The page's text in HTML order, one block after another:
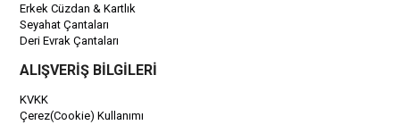
Erkek Cüzdan & Kartlık
Seyahat Çantaları
Deri Evrak Çantaları
ALIŞVERİŞ BİLGİLERİ
KVKK
Çerez(Cookie) Kullanımı